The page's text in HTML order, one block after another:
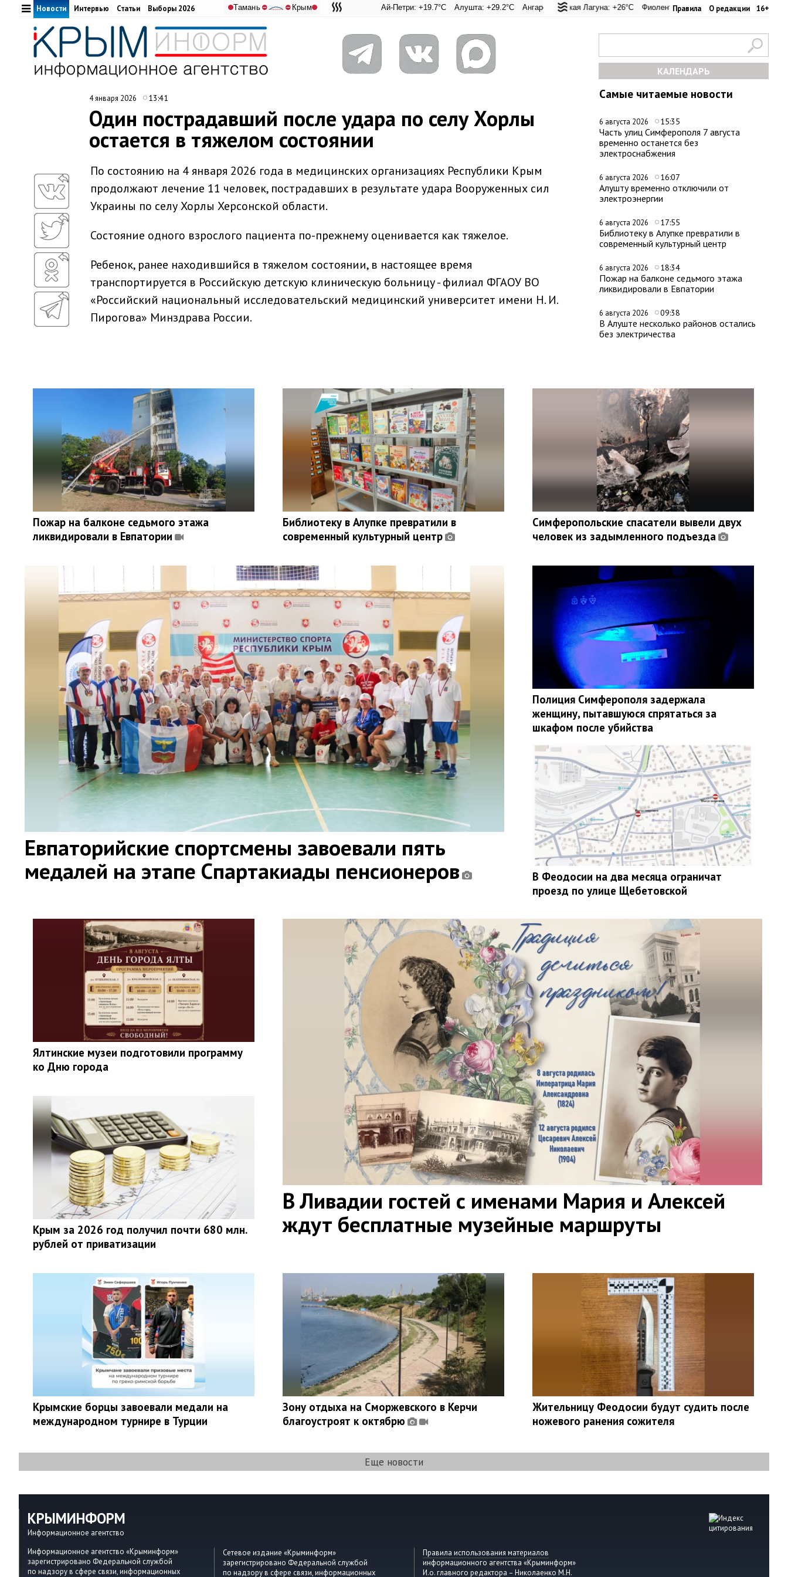
Правила О редакции 16+
Адмиральская Лагуна: +26°C Фиолент: +25.9°C Казачья бухта: +25.9°C
Ай-Петри: +19.7°C Алушта: +29.2°C Ангарский перевал: +20.9°C Евпатория: +24.5°C Керчь: +30.6°C Никитский
Тамань ⛔ ⛔ Крым
Новости Интервью Статьи Выборы 2026
КАЛЕНДАРЬ
Самые читаемые новости
6 августа 2026 15:35
Часть улиц Симферополя 7 августа
временно останется без
электроснабжения
6 августа 2026 16:07
Алушту временно отключили от
электроэнергии
6 августа 2026 17:55
Библиотеку в Алупке превратили в
современный культурный центр
6 августа 2026 18:34
Пожар на балконе седьмого этажа
ликвидировали в Евпатории
6 августа 2026 09:38
В Алуште несколько районов остались
без электричества
4 января 2026 13:41
Один пострадавший после удара по селу Хорлы
остается в тяжелом состоянии
По состоянию на 4 января 2026 года в медицинских организациях Республики Крым
продолжают лечение 11 человек, пострадавших в результате удара Вооруженных сил
Украины по селу Хорлы Херсонской области.
Состояние одного взрослого пациента по-прежнему оценивается как тяжелое.
Ребенок, ранее находившийся в тяжелом состоянии, в настоящее время
транспортируется в Российскую детскую клиническую больницу - филиал ФГАОУ ВО
«Российский национальный исследовательский медицинский университет имени Н. И.
Пирогова» Минздрава России.
Пожар на балконе седьмого этажа
ликвидировали в Евпатории
Библиотеку в Алупке превратили в
современный культурный центр
Симферопольские спасатели вывели двух
человек из задымленного подъезда
Евпаторийские спортсмены завоевали пять
медалей на этапе Спартакиады пенсионеров
Полиция Симферополя задержала
женщину, пытавшуюся спрятаться за
шкафом после убийства
В Феодосии на два месяца ограничат
проезд по улице Щебетовской
В Ливадии гостей с именами Мария и Алексей
ждут бесплатные музейные маршруты
Ялтинские музеи подготовили программу
ко Дню города
Крым за 2026 год получил почти 680 млн.
рублей от приватизации
Крымские борцы завоевали медали на
международном турнире в Турции
Зону отдыха на Сморжевского в Керчи
благоустроят к октябрю
Жительницу Феодосии будут судить после
ножевого ранения сожителя
Еще новости
КРЫМИНФОРМ
Информационное агентство
Информационное агентство «Крыминформ»
зарегистрировано Федеральной службой
по надзору в сфере связи, информационных
Сетевое издание «Крыминформ»
зарегистрировано Федеральной службой
по надзору в сфере связи, информационных
Правила использования материалов
информационного агентства «Крыминформ»
И.о. главного редактора – Николаенко М.Н.